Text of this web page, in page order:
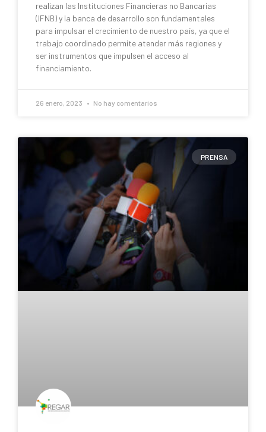
realizan las Instituciones Financieras no Bancarias
(IFNB) y la banca de desarrollo son fundamentales
para impulsar el crecimiento de nuestro país, ya que el
trabajo coordinado permite atender más regiones y
ser instrumentos que impulsen el acceso al
financiamiento.
26 enero, 2023 No hay comentarios
PRENSA